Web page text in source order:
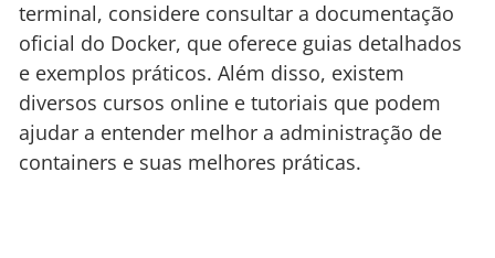
terminal, considere consultar a documentação
oficial do Docker, que oferece guias detalhados
e exemplos práticos. Além disso, existem
diversos cursos online e tutoriais que podem
ajudar a entender melhor a administração de
containers e suas melhores práticas.